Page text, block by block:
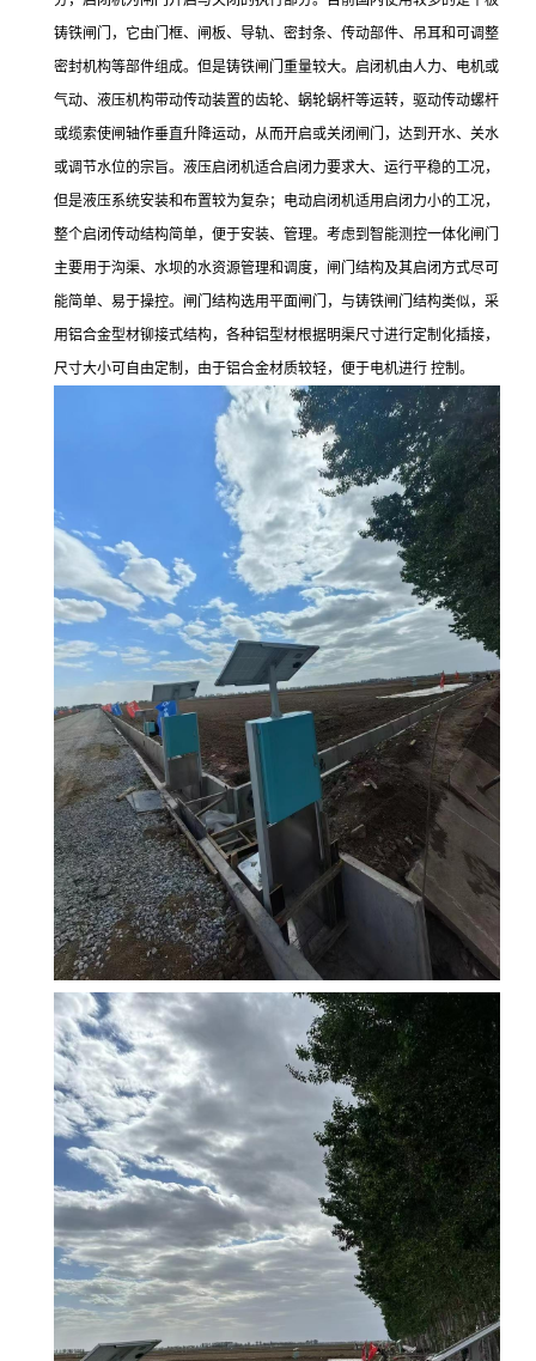
铸铁闸门，它由门框、闸板、导轨、密封条、传动部件、吊耳和可调整
密封机构等部件组成。但是铸铁闸门重量较大。启闭机由人力、电机或
气动、液压机构带动传动装置的齿轮、蜗轮蜗杆等运转，驱动传动螺杆
或缆索使闸轴作垂直升降运动，从而开启或关闭闸门，达到开水、关水
或调节水位的宗旨。液压启闭机适合启闭力要求大、运行平稳的工况，
但是液压系统安装和布置较为复杂；电动启闭机适用启闭力小的工况，
整个启闭传动结构简单，便于安装、管理。考虑到智能测控一体化闸门
主要用于沟渠、水坝的水资源管理和调度，闸门结构及其启闭方式尽可
能简单、易于操控。闸门结构选用平面闸门，与铸铁闸门结构类似，采
用铝合金型材铆接式结构，各种铝型材根据明渠尺寸进行定制化插接，
尺寸大小可自由定制，由于铝合金材质较轻，便于电机进行 控制。